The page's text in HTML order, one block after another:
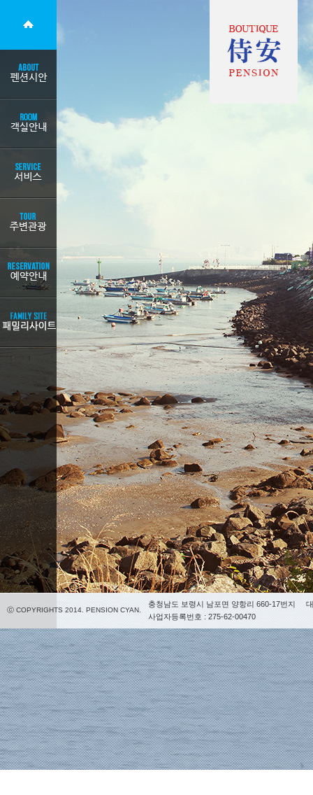
ⓒ COPYRIGHTS 2014. PENSION CYAN.
충청남도 보령시 남포면 양항리 660-17번지
사업자등록번호 : 275-62-00470